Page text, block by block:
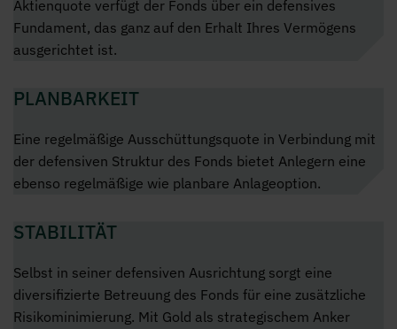
Aktienquote verfügt der Fonds über ein defensives
Fundament, das ganz auf den Erhalt Ihres Vermögens
ausgerichtet ist.
PLANBARKEIT
Eine regelmäßige Ausschüttungsquote in Verbindung mit
der defensiven Struktur des Fonds bietet Anlegern eine
ebenso regelmäßige wie planbare Anlageoption.
STABILITÄT
Selbst in seiner defensiven Ausrichtung sorgt eine
diversifizierte Betreuung des Fonds für eine zusätzliche
Risikominimierung. Mit Gold als strategischem Anker